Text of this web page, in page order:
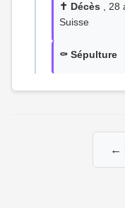
✝️ Décès , 28
Suisse
⚰️ Sépulture
←